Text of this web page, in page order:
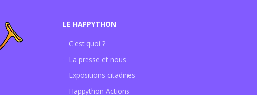
LE HAPPYTHON
C'est quoi ?
La presse et nous
Expositions citadines
Happython Actions